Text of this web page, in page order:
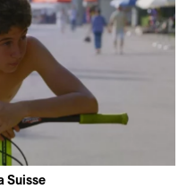
Suisse